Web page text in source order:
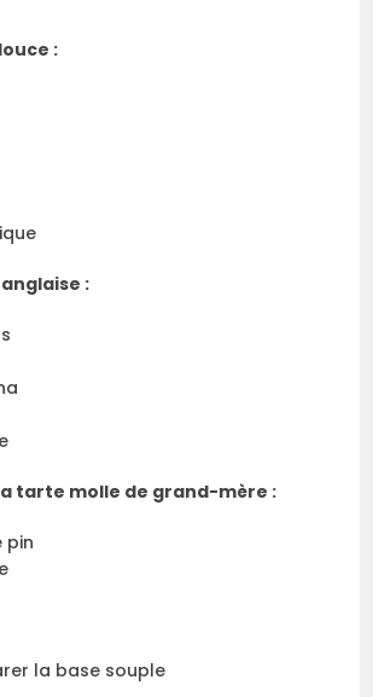
:
:
tarte molle de grand-mère :
pin
la base souple